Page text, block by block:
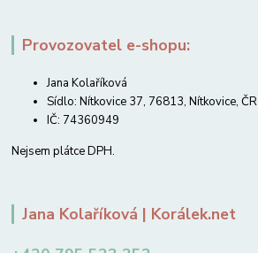
Provozovatel e-shopu:
Jana Kolaříková
Sídlo: Nítkovice 37, 76813, Nítkovice, ČR
IČ: 74360949
Nejsem plátce DPH.
Jana Kolaříková | Korálek.net